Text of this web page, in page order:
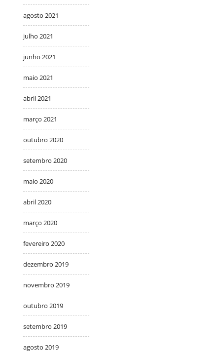
agosto 2021
julho 2021
junho 2021
maio 2021
abril 2021
março 2021
outubro 2020
setembro 2020
maio 2020
abril 2020
março 2020
fevereiro 2020
dezembro 2019
novembro 2019
outubro 2019
setembro 2019
agosto 2019